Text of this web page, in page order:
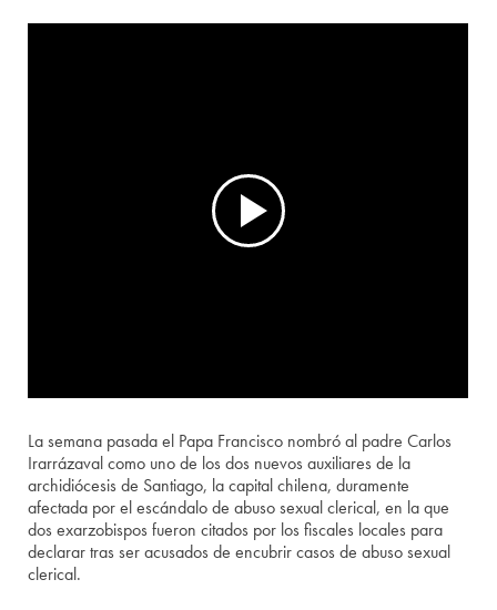
La semana pasada el Papa Francisco nombró al padre Carlos
Irarrázaval como uno de los dos nuevos auxiliares de la
archidiócesis de Santiago, la capital chilena, duramente
afectada por el escándalo de abuso sexual clerical, en la que
dos exarzobispos fueron citados por los fiscales locales para
declarar tras ser acusados de encubrir casos de abuso sexual
clerical.